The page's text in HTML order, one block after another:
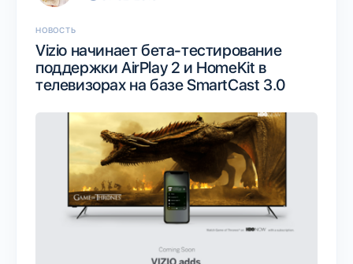
НОВОСТЬ
Vizio начинает бета-тестирование
поддержки AirPlay 2 и HomeKit в
телевизорах на базе SmartCast 3.0